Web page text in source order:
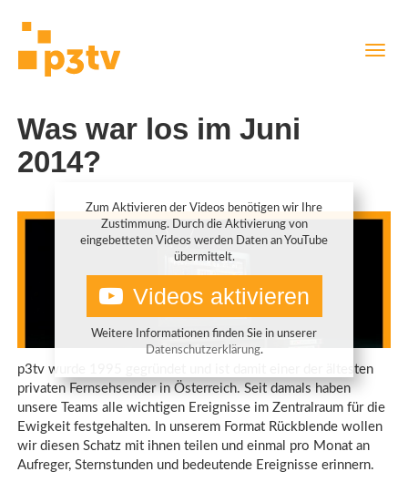
Was war los im Juni
2014?
Zum Aktivieren der Videos benötigen wir Ihre
Zustimmung. Durch die Aktivierung von
eingebetteten Videos werden Daten an YouTube
übermittelt.
Videos aktivieren
Weitere Informationen finden Sie in unserer
Datenschutzerklärung.
p3tv wurde 1995 gegründet und ist damit einer der ältesten
privaten Fernsehsender in Österreich. Seit damals haben
unsere Teams alle wichtigen Ereignisse im Zentralraum für die
Ewigkeit festgehalten. In unserem Format Rückblende wollen
wir diesen Schatz mit ihnen teilen und einmal pro Monat an
Aufreger, Sternstunden und bedeutende Ereignisse erinnern.